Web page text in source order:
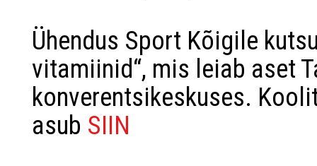
Ühendus Sport Kõigile
vitamiinid“, mis leiab aset
konverentsikeskuses.
asub SIIN